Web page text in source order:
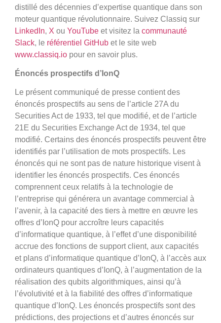
distillé des décennies d’expertise quantique dans son
moteur quantique révolutionnaire. Suivez Classiq sur
LinkedIn, X ou YouTube et visitez la communauté
Slack, le référentiel GitHub et le site web
www.classiq.io pour en savoir plus.
Énoncés prospectifs d’IonQ
Le présent communiqué de presse contient des
énoncés prospectifs au sens de l’article 27A du
Securities Act de 1933, tel que modifié, et de l’article
21E du Securities Exchange Act de 1934, tel que
modifié. Certains des énoncés prospectifs peuvent être
identifiés par l’utilisation de mots prospectifs. Les
énoncés qui ne sont pas de nature historique visent à
identifier les énoncés prospectifs. Ces énoncés
comprennent ceux relatifs à la technologie de
l’entreprise qui générera un avantage commercial à
l’avenir, à la capacité des tiers à mettre en œuvre les
offres d’IonQ pour accroître leurs capacités
d’informatique quantique, à l’effet d’une disponibilité
accrue des fonctions de support client, aux capacités
et plans d’informatique quantique d’IonQ, à l’accès aux
ordinateurs quantiques d’IonQ, à l’augmentation de la
réalisation des qubits algorithmiques, ainsi qu’à
l’évolutivité et à la fiabilité des offres d’informatique
quantique d’IonQ. Les énoncés prospectifs sont des
prédictions, des projections et d’autres énoncés sur